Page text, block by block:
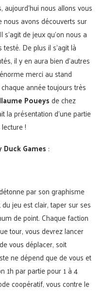
nous allons vous
avons découverts sur
s’agit de jeux qu’on nous a
De plus il s’agit là
il y en aura bien d’autres
merci au stand
année toujours très
Poueysde chez
la présentation d’une partie
!
Duck Games :
par son graphisme
jeu est clair, taper sur ses
de point. Chaque faction
tour, vous devrez lancer
vous déplacer, soit
ne dépend que de vous et
1h par partie pour 1 à 4
coopératif, vous contre le